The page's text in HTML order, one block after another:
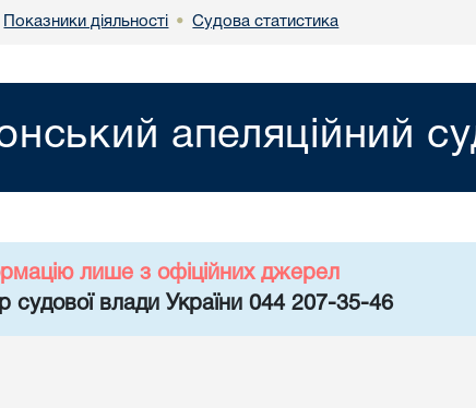
Показники діяльності • Судова статистика
апеляційний
лише з офіційних джерел
судової влади України 044 207-35-46